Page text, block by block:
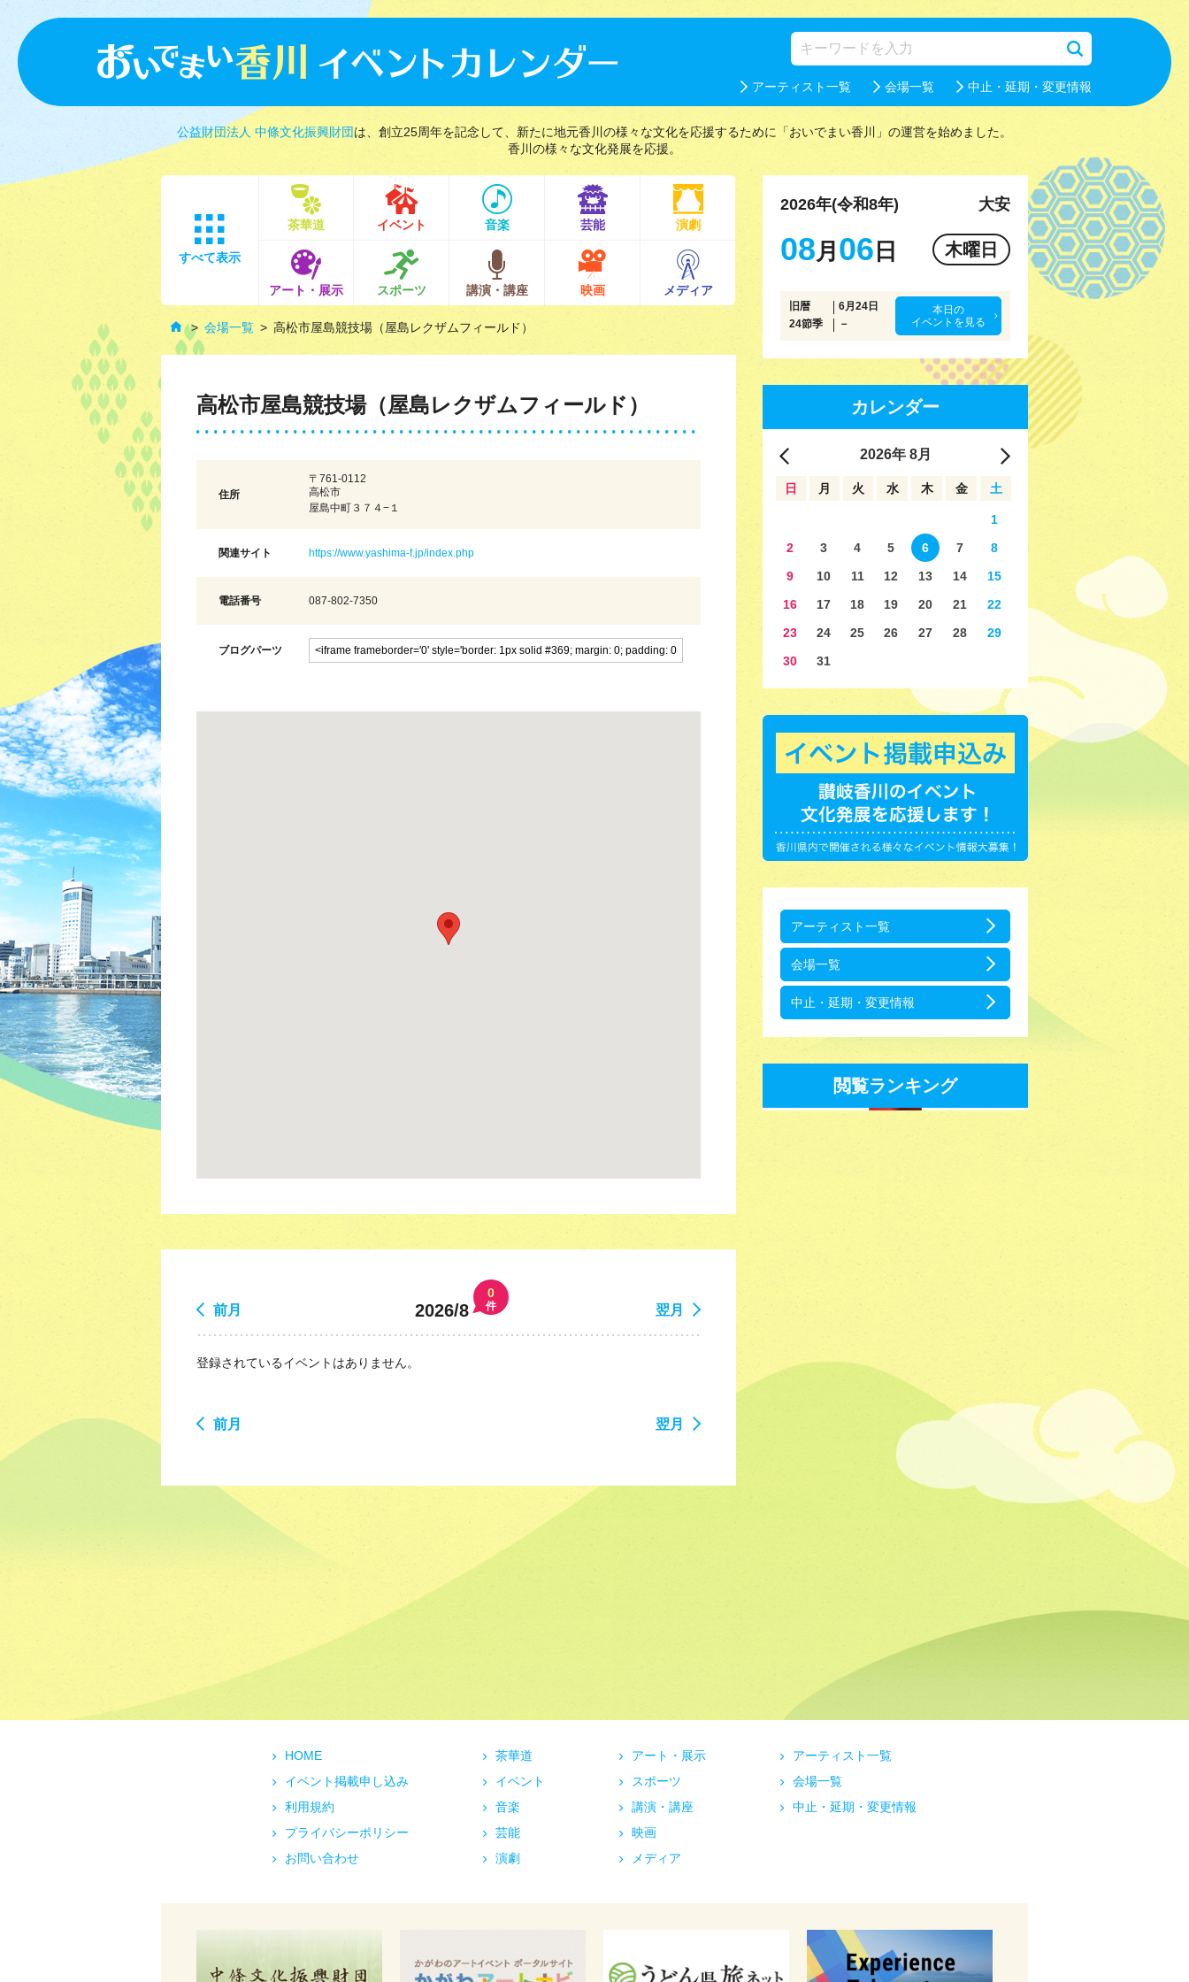
アーティスト一覧 会場一覧 中止・延期・変更情報
公益財団法人 中條文化振興財団は、創立25周年を記念して、新たに地元香川の様々な文化を応援するために「おいでまい香川」の運営を始めました。
香川の様々な文化発展を応援。
すべて表示
茶華道 イベント 音楽 芸能 演劇
アート・展示 スポーツ 講演・講座 映画 メディア
会場一覧 高松市屋島競技場（屋島レクザムフィールド）
高松市屋島競技場（屋島レクザムフィールド）
住所
〒761-0112
高松市
屋島中町３７４−１
関連サイト https://www.yashima-f.jp/index.php
電話番号 087-802-7350
ブログパーツ
前月 2026/8
0
件 翌月
登録されているイベントはありません。
前月 翌月
2026年(令和8年) 大安
08月 06 日 木曜日
旧暦
6月24日
24節季
－
本日の
イベントを見る
カレンダー
2026年 8月
日 月 火 水 木 金 土
1
2
3 4 5 6 7
8
9
10 11 12 13 14
15
16
17 18 19 20 21
22
23
24 25 26 27 28
29
30
31
アーティスト一覧
会場一覧
中止・延期・変更情報
閲覧ランキング
HOME
イベント掲載申し込み
利用規約
プライバシーポリシー
お問い合わせ
茶華道
イベント
音楽
芸能
演劇
アート・展示
スポーツ
講演・講座
映画
メディア
アーティスト一覧
会場一覧
中止・延期・変更情報